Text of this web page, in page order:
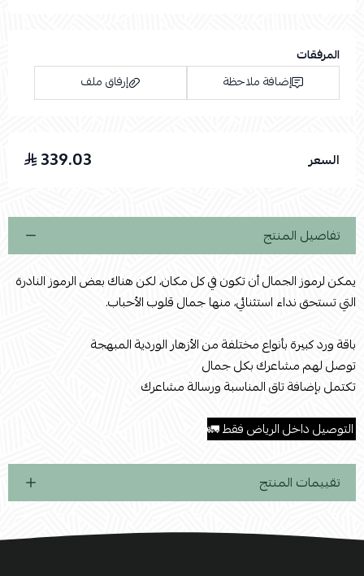
المرفقات
إضافة ملاحظة
إرفاق ملف
السعر 339.03
تفاصيل المنتج
يمكن لرموز الجمال أن تكون في كل مكان، لكن هناك بعض الرموز النادرة
التي تستحق نداء استثنائي، منها جمال قلوب الأحباب.
باقة ورد كبيرة بأنواع مختلفة من الأزهار الوردية المبهجة
توصل لهم مشاعرك بكل جمال
تكتمل بإضافة تاق المناسبة ورسالة مشاعرك
التوصيل داخل الرياض فقط 🚛
تقييمات المنتج